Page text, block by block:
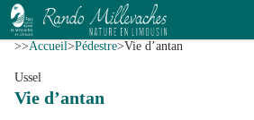
Vie d’antan
V.Mendras - CC HCC
>>Accueil>Pédestre>Vie d’antan
Ussel
Vie d’antan